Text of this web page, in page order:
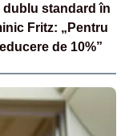
standard în
Fritz: „Pentru
de 10%”